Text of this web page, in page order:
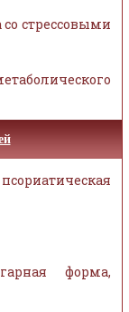
стрессовыми
форма,